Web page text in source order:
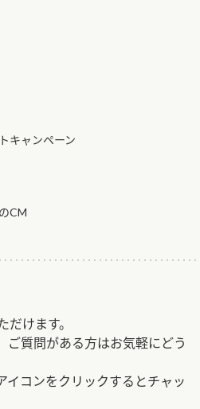
キャンペーン
CM
けます。
ご質問がある方はお気軽にどう
イコンをクリックするとチャッ